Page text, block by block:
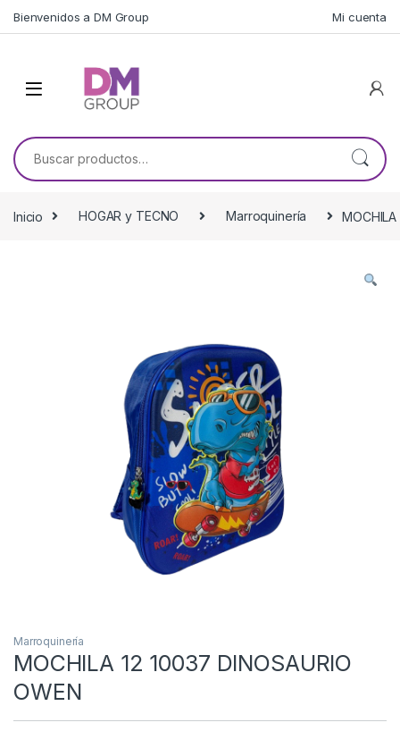
Bienvenidos a DM Group Mi cuenta
Buscar por:
Inicio HOGAR y TECNO Marroquinería
Marroquinería
MOCHILA 12 10037 DINOSAURIO
OWEN